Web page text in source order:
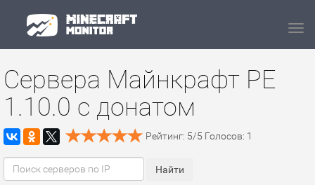
Сервера Майнкрафт PE
1.10.0 с донатом
Рейтинг: 5/5 Голосов: 1